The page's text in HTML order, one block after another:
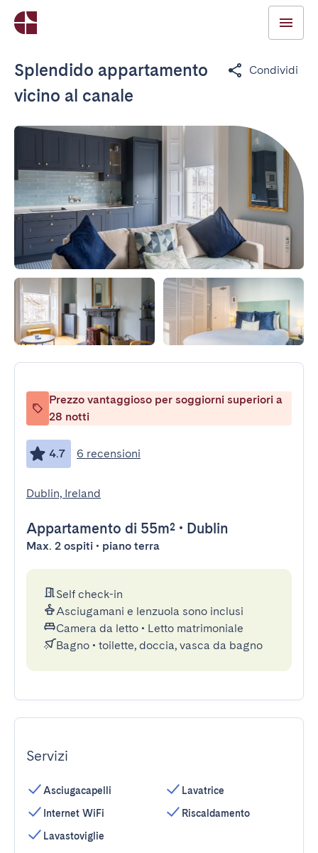
Splendido appartamento
vicino al canale
Condividi
Prezzo vantaggioso per soggiorni superiori a
28 notti
4.7 6 recensioni
Dublin, Ireland
Appartamento di 55m² • Dublin
Max. 2 ospiti • piano terra
Self check-in
Asciugamani e lenzuola sono inclusi
Camera da letto • Letto matrimoniale
Bagno • toilette, doccia, vasca da bagno
Servizi
Asciugacapelli
Internet WiFi
Lavastoviglie
Lavatrice
Riscaldamento